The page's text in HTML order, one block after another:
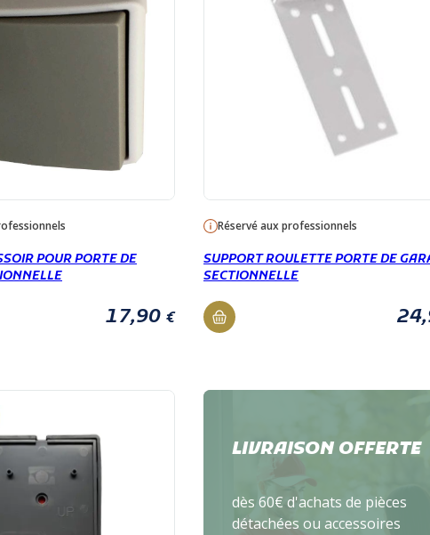
POUR PORTE DE
17,90 €
Réservé aux professionnels
SUPPORT ROULETTE PORTE DE
SECTIONNELLE
LIVRAISON OFFERTE
dès 60€ d'achats de pièces
détachées ou accessoires